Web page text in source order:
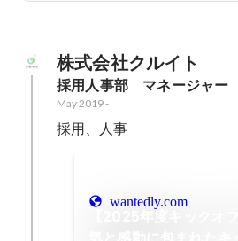
株式会社クルイト
採用人事部　マネージャー
May 2019-
採用、人事
wantedly.com